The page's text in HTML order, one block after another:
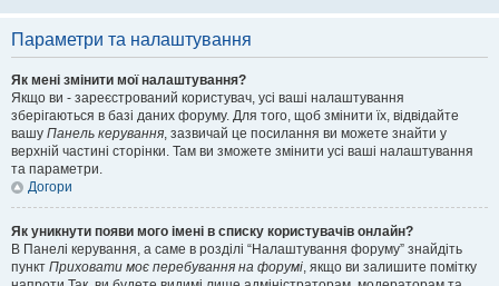
Параметри та налаштування
Як мені змінити мої налаштування?
Якщо ви - зареєстрований користувач, усі ваші налаштування
зберігаються в базі даних форуму. Для того, щоб змінити їх, відвідайте
вашу Панель керування, зазвичай це посилання ви можете знайти у
верхній частині сторінки. Там ви зможете змінити усі ваші налаштування
та параметри.
Догори
Як уникнути появи мого імені в списку користувачів онлайн?
В Панелі керування, а саме в розділі “Налаштування форуму” знайдіть
пункт Приховати моє перебування на форумі, якщо ви залишите помітку